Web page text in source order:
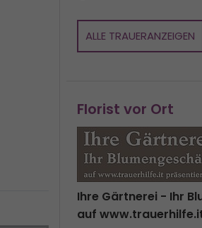
ALLE TRAUERANZEIGEN
Florist vor Ort
Ihre Gärtnerei - Ihr
auf